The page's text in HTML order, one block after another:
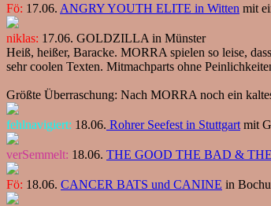
Fö: 17.06. ANGRY YOUTH ELITE in Witten mit
niklas: 17.06. GOLDZILLA in Münster
Heiß, heißer, Baracke. MORRA spielen so leise,
sehr coolen Texten. Mitmachparts ohne
Größte Überraschung: Nach MORRA noch ein
fehlnavigiert: 18.06. Rohrer Seefest in Stuttgart mit
verSemmelt: 18.06. THE GOOD THE BAD &
Fö: 18.06. CANCER BATS und CANINE in